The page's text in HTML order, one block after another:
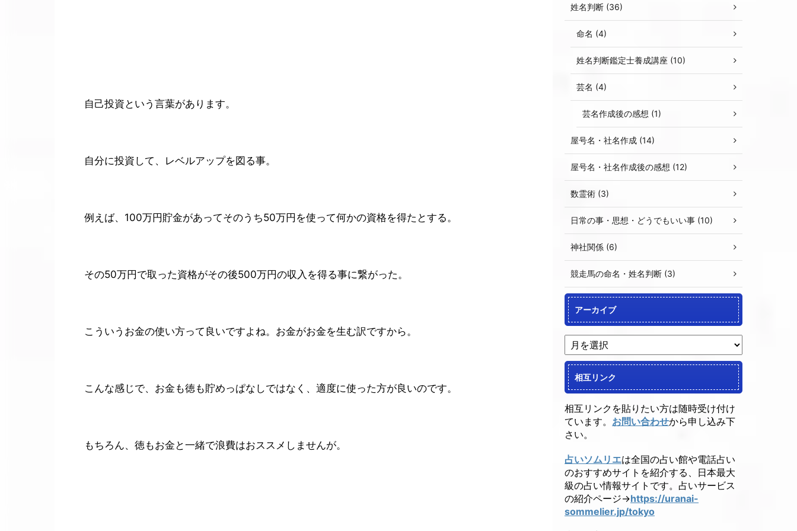
自己投資という言葉があります。
自分に投資して、レベルアップを図る事。
例えば、100万円貯金があってそのうち50万円を使って何かの資格を得たとする。
その50万円で取った資格がその後500万円の収入を得る事に繋がった。
こういうお金の使い方って良いですよね。お金がお金を生む訳ですから。
こんな感じで、お金も徳も貯めっぱなしではなく、適度に使った方が良いのです。
もちろん、徳もお金と一緒で浪費はおススメしませんが。
姓名判断 (36)
命名 (4)
姓名判断鑑定士養成講座 (10)
芸名 (4)
芸名作成後の感想 (1)
屋号名・社名作成 (14)
屋号名・社名作成後の感想 (12)
数霊術 (3)
日常の事・思想・どうでもいい事 (10)
神社関係 (6)
競走馬の命名・姓名判断 (3)
アーカイブ
相互リンク
相互リンクを貼りたい方は随時受け付け
ています。 お問い合わせから申し込み下
さい。
占いソムリエは全国の占い館や電話占い
のおすすめサイトを紹介する、日本最大
級の占い情報サイトです。占いサービス
の紹介ページ→https://uranai-
sommelier.jp/tokyo